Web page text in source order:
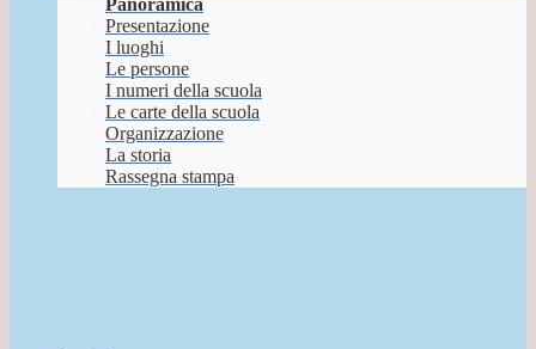
Panoramica
Presentazione
I luoghi
Le persone
I numeri della scuola
Le carte della scuola
Organizzazione
La storia
Rassegna stampa